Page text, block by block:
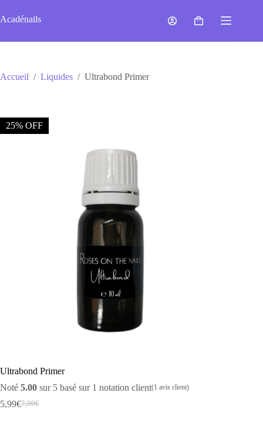
au
contenu
Acadénails
Panier
Accueil / Liquides / Ultrabond Primer
25% OFF
Ultrabond Primer
Noté 5.00 sur 5 basé sur 1 notation client(1 avis client)
7,99€
Le
5,99€Le